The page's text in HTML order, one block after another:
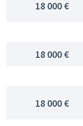
18 000 €
18 000 €
18 000 €